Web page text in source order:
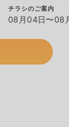
チラシのご案内
08月04日〜08